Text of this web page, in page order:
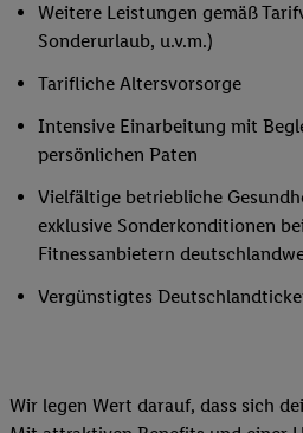
Weitere Leistungen gemäß
Sonderurlaub, u.v.m.)
Tarifliche Altersvorsorge
Intensive Einarbeitung mit
persönlichen Paten
Vielfältige betriebliche
exklusive Sonderkonditionen
Fitnessanbietern
Vergünstigtes
Wir legen Wert darauf, dass sich